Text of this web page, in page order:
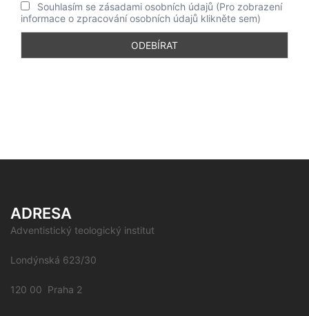
Souhlasím se zásadami osobních údajů (Pro zobrazení
informace o zpracování osobních údajů klikněte sem)
ADRESA
Adventistický teologický institut
Londýnská 623/30
120 00 Praha 2